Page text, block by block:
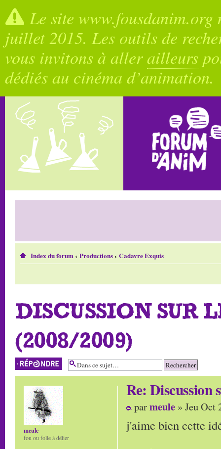
Le site
juillet 2015. Les outils de
vous invitons à allerailleurs
dédiés au cinéma d’animation.
Index du forum‹ Productions‹ Cadavre Exquis
DISCUSSION SUR
(2008/2009)
Répondre
Re:
parmeule » Jeu Oct
j'aime bien cette
meule
fou ou folle à délier